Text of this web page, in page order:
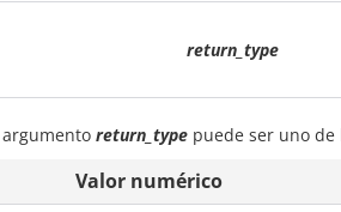
return_type
argumento return_type puede ser uno de
Valor numérico